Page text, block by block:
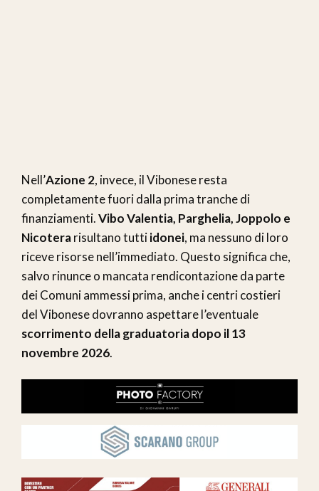
Nell’Azione 2, invece, il Vibonese resta
completamente fuori dalla prima tranche di
finanziamenti.Vibo Valentia, Parghelia, Joppolo e
Nicoterarisultano tuttiidonei, ma nessuno di loro
riceve risorse nell’immediato. Questo significa che,
salvo rinunce o mancata rendicontazione da parte
dei Comuni ammessi prima, anche i centri costieri
del Vibonese dovranno aspettare l’eventuale
scorrimento della graduatoria dopo il 13
novembre 2026.